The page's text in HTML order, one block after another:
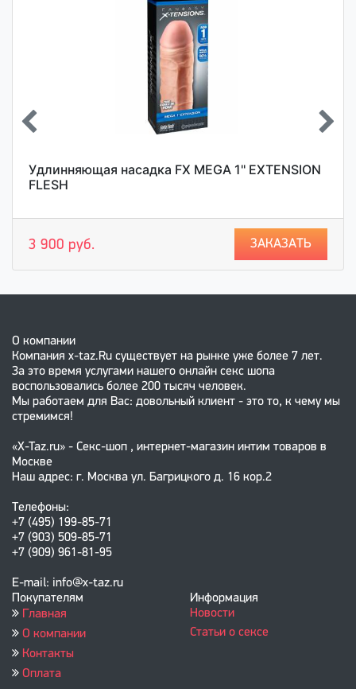
Удлинняющая насадка FX MEGA 1'' EXTENSION
FLESH
3 900 руб. ЗАКАЗАТЬ
О компании
Компания x-taz.Ru существует на рынке уже более 7 лет.
За это время услугами нашего онлайн секс шопа
воспользовались более 200 тысяч человек.
Мы работаем для Вас: довольный клиент - это то, к чему мы
стремимся!
«X-Taz.ru» - Секс-шоп , интернет-магазин интим товаров в
Москве
Наш адрес: г. Москва ул. Багрицкого д. 16 кор.2
Телефоны:
+7 (495) 199-85-71
+7 (903) 509-85-71
+7 (909) 961-81-95
E-mail: info@x-taz.ru
Покупателям
Главная
О компании
Контакты
Оплата
Информация
Новости
Статьи о сексе